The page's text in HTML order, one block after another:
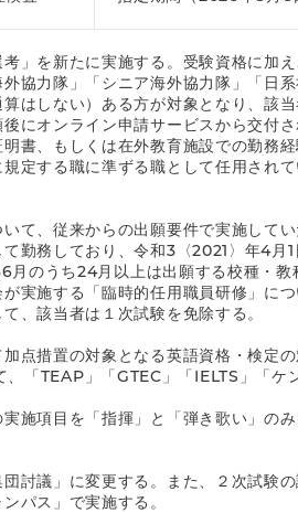
」を新たに実施する。受験資格に加
協力隊」「シニア海外協力隊」「日
はしない）ある方が対象となり、該
にオンライン申請サービスから交付
書、もしくは在外教育施設での勤務
定する職に準ずる職として任用され
て、従来からの出願要件で実施して
勤務しており、令和3〈2021〉年4月
のうち24月以上は出願する校種・
実施する「臨時的任用職員研修」に
、該当者は１次試験を免除する。
点措置の対象となる英語資格・検定
「TEAP」「GTEC」「IELTS」「ケ
施項目を「指揮」と「弾き歌い」の
討議」に変更する。また、２次試験
パス」で実施する。